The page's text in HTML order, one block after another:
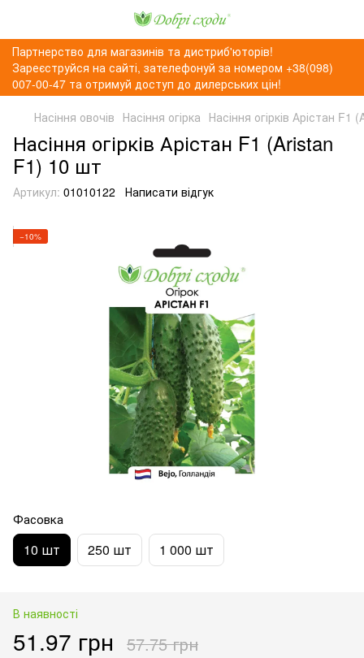
Партнерство для магазинів та дистриб'юторів!
Зареєструйся на сайті, зателефонуй за номером +38(098)
007-00-47 та отримуй доступ до дилерських цін!
Насіння овочів Насіння огірка Насіння огірків Арістан
Насіння огірків Арістан F1 (Aristan
F1) 10 шт
Артикул: 01010122 Написати відгук
−10%
Фасовка
10 шт 250 шт 1 000 шт
В наявності
51.97 грн 57.75 грн